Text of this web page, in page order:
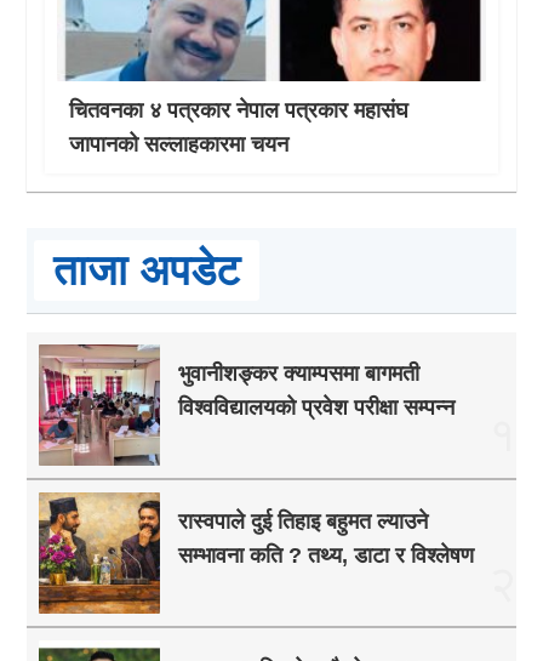
चितवनका ४ पत्रकार नेपाल पत्रकार महासंघ
जापानको सल्लाहकारमा चयन
ताजा अपडेट
भुवानीशङ्कर क्याम्पसमा बागमती
विश्वविद्यालयको प्रवेश परीक्षा सम्पन्न
रास्वपाले दुई तिहाइ बहुमत ल्याउने
सम्भावना कति ? तथ्य, डाटा र विश्लेषण